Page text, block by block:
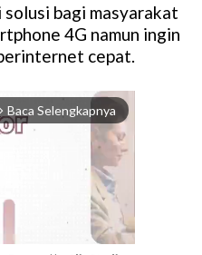
bagi masyarakat
4G namun ingin
cepat.
Baca Selengkapnya